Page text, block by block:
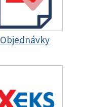
Objednávky